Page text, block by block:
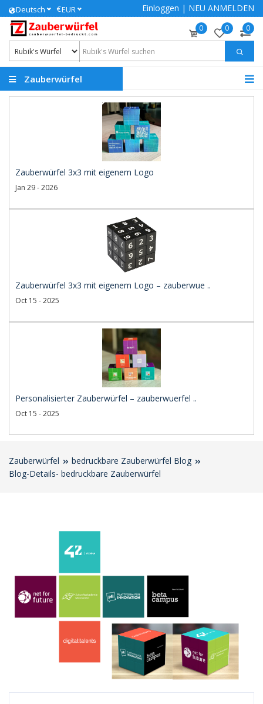
Deutsch €EUR Einloggen | NEU ANMELDEN
0 0 0
Zauberwürfel
Zauberwürfel 3x3 mit eigenem Logo
Jan 29 - 2026
Zauberwürfel 3x3 mit eigenem Logo – zauberwue ..
Oct 15 - 2025
Personalisierter Zauberwürfel – zauberwuerfel ..
Oct 15 - 2025
Zauberwürfel
bedruckbare Zauberwürfel Blog
Blog-Details- bedruckbare Zauberwürfel